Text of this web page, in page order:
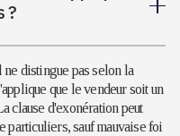
?
distingue pas selon la
que le vendeur soit un
clause d'exonération peut
particuliers, sauf mauvaise foi